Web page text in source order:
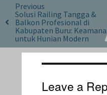
Previous
Solusi Railing Tangga &
Balkon Profesional di
Kabupaten Buru:
untuk Hunian Modern
Leave a